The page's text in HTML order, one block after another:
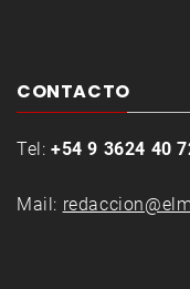
CONTACTO
Tel: +54 9 3624 40
Mail: